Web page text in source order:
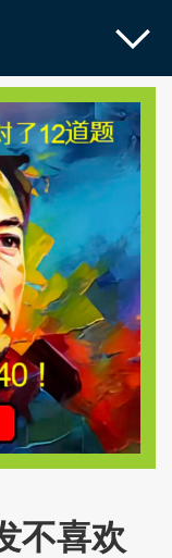
不喜欢